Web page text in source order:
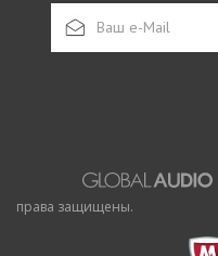
права защищены.